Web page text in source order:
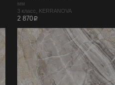
мм
3 класс, KERRANOVA
2 870p